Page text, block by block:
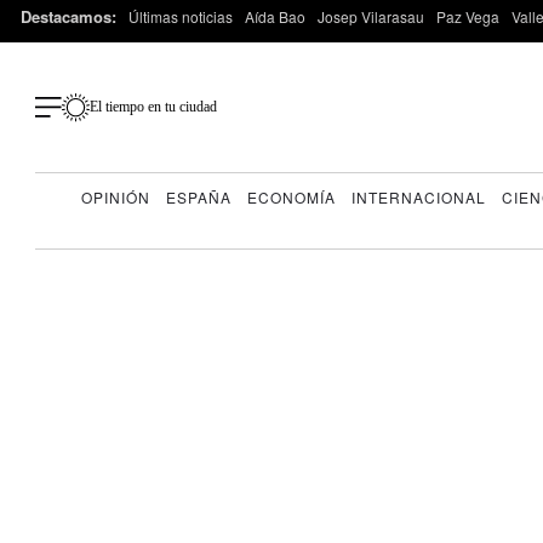
Destacamos: Últimas noticias Aída Bao Josep Vilarasau Paz Vega
El tiempo en tu ciudad
OPINIÓN ESPAÑA ECONOMÍA INTERNACIONAL